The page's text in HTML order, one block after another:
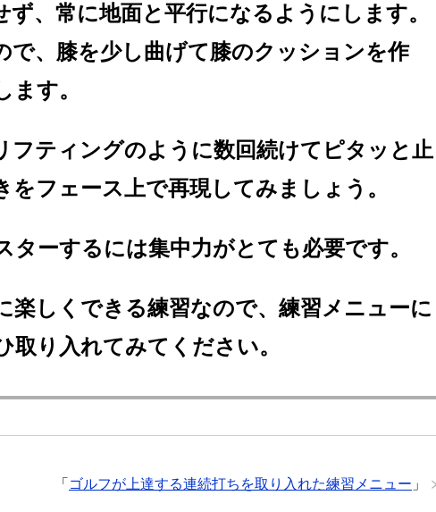
ず、常に地面と平行になるようにします。
で、膝を少し曲げて膝のクッションを作
ます。
フティングのように数回続けてピタッと止
をフェース上で再現してみましょう。
ターするには集中力がとても必要です。
楽しくできる練習なので、練習メニューに
取り入れてみてください。
「 ゴルフが上達する連続打ちを取り入れた練習メニュー 」